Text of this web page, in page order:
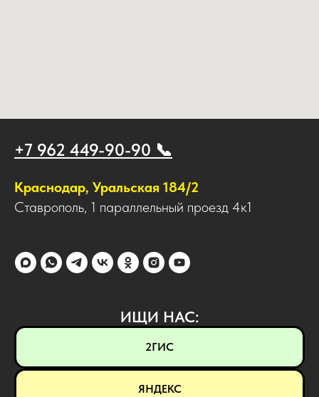
+7 962 449-90-90 📞
Краснодар, Уральская 184/2
Ставрополь, 1 параллельный проезд 4к1
ИЩИ НАС:
2ГИС
ЯНДЕКС